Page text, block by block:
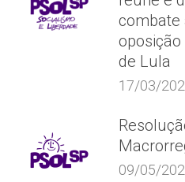
combate
de Lula
17/03/
09/05/